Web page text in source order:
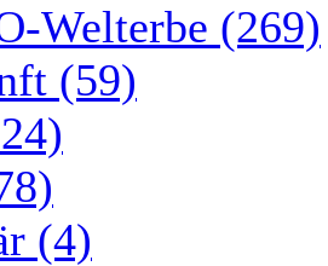
Welterbe (269)
(59)
(4)